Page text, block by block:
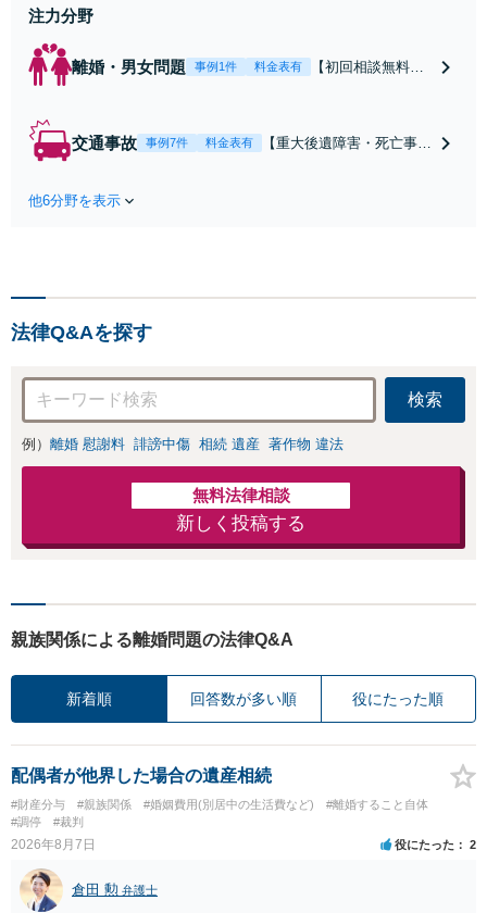
注力分野
離婚・男女問題 事例1件 料金表有
【初回相談無料】
条件で離婚ができ
交通事故 事例7件 料金表有
【重大後遺障害・死亡事案
応・納得できる解決を」
他6分野を表示
法律Q&Aを探す
検索
例） 離婚 慰謝料 誹謗中傷 相続 遺産 著作物 違法
無料法律相談
新しく投稿する
親族関係による離婚問題の法律Q&A
新着順 回答数が多い順 役にたった順
配偶者が他界した場合の遺産相続
#財産分与 #親族関係 #婚姻費用(別居中の生活費など)
#離婚すること自体
#調停
#裁判
2026年8月7日 役にたった 2
倉田 勲 弁護士